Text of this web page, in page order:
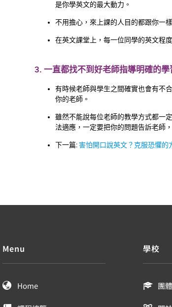
是你學英文的最大動力。
不用擔心，來上課的人目的都跟你一
在英文課堂上，每一位同學的英文程
3. 一直都找不到好老師指導明確的學
有時候老師與學生之間確實也會有不
你的老師。
雖然不能說每位老師的教學方式都一
法適應，一定要把你的問題告訴老師
下一篇:害怕開口說英文？克服恐懼的
Menu
Home
學校
團